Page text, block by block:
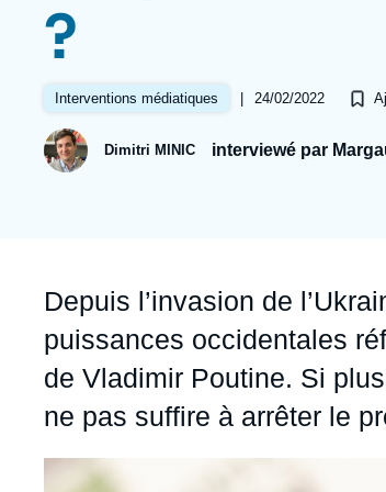
Partenariats et réseaux
Intelligence artificielle
OTAN
Jeudi 17 septembre 2026 17:30
?
Interventions médiatiques | 24/02/2022
Dimitri MINIC interviewé par
Accroche
Depuis l’invasion de
puissances occidentales
de Vladimir Poutine. Si
ne pas suffire à arrêter le
principale